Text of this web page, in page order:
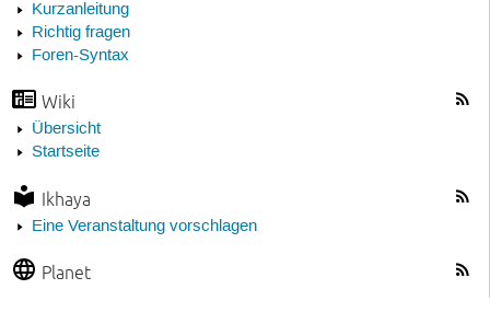
Kurzanleitung
Richtig fragen
Foren-Syntax
Wiki
Übersicht
Startseite
Ikhaya
Eine Veranstaltung vorschlagen
Planet